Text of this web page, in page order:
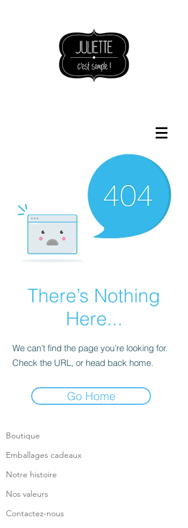
There’s Nothing
Here...
We can’t find the page you’re looking for.
Check the URL, or head back home.
Go Home
Boutique
Emballages cadeaux
Notre histoire
Nos valeurs
Contactez-nous